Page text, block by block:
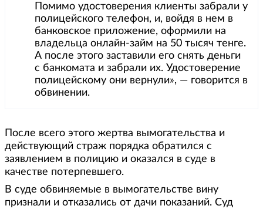
Помимо удостоверения клиенты забрали у
полицейского телефон, и, войдя в нем в
банковское приложение, оформили на
владельца онлайн-займ на 50 тысяч тенге.
А после этого заставили его снять деньги
с банкомата и забрали их. Удостоверение
полицейскому они вернули», — говорится в
обвинении.
После всего этого жертва вымогательства и
действующий страж порядка обратился с
заявлением в полицию и оказался в суде в
качестве потерпевшего.
В суде обвиняемые в вымогательстве вину
признали и отказались от дачи показаний. Суд